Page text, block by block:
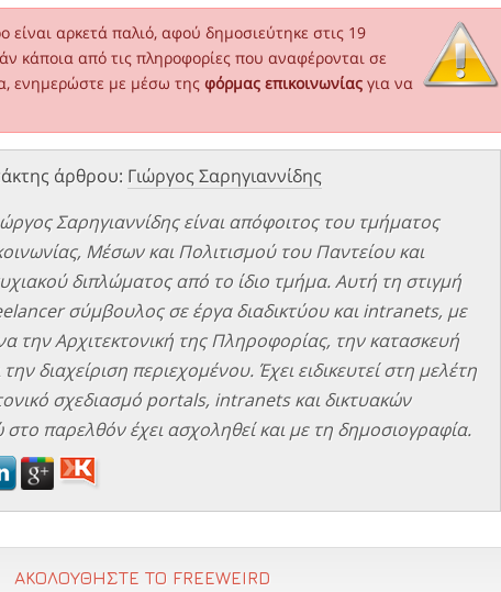
αρκετά παλιό, αφού δημοσιεύτηκε στις 19
κάποια από τις πληροφορίες που αναφέρονται σε
ενημερώστε με μέσω της φόρμας επικοινωνίας για να
άρθρου: Γιώργος Σαρηγιαννίδης
Σαρηγιαννίδης είναι απόφοιτος του τμήματος
Μέσων και Πολιτισμού του Παντείου και
διπλώματος από το ίδιο τμήμα. Αυτή τη στιγμή
σύμβουλος σε έργα διαδικτύου και intranets, με
την Αρχιτεκτονική της Πληροφορίας, την κατασκευή
διαχείριση περιεχομένου. Έχει ειδικευτεί στη μελέτη
σχεδιασμό portals, intranets και δικτυακών
παρελθόν έχει ασχοληθεί και με τη δημοσιογραφία.
ΑΚΟΛΟΥΘΗΣΤΕ ΤΟ FREEWEIRD